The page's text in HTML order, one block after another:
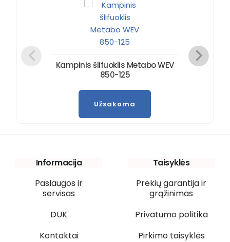
Kampinis šlifuoklis Metabo WEV
850-125
Užsakoma
Informacija
Paslaugos ir
servisas
DUK
Kontaktai
Taisyklės
Prekių garantija ir
grąžinimas
Privatumo politika
Pirkimo taisyklės